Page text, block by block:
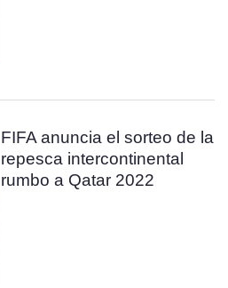
FIFA anuncia el sorteo de la
repesca intercontinental
rumbo a Qatar 2022